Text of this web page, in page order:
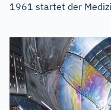
1961 startet der